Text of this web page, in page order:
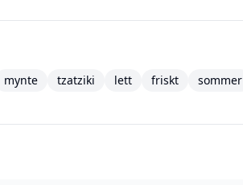
mynte tzatziki lett friskt sommer